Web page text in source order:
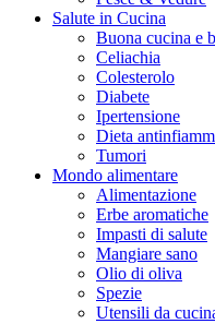
Salute in Cucina
Buona cucina e
Celiachia
Colesterolo
Diabete
Ipertensione
Dieta
Tumori
Mondo alimentare
Alimentazione
Erbe aromatiche
Impasti di salute
Mangiare sano
Olio di oliva
Spezie
Utensili da